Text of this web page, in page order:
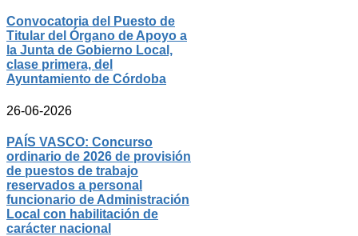
Convocatoria del Puesto de
Titular del Órgano de Apoyo a
la Junta de Gobierno Local,
clase primera, del
Ayuntamiento de Córdoba
26-06-2026
PAÍS VASCO: Concurso
ordinario de 2026 de provisión
de puestos de trabajo
reservados a personal
funcionario de Administración
Local con habilitación de
carácter nacional